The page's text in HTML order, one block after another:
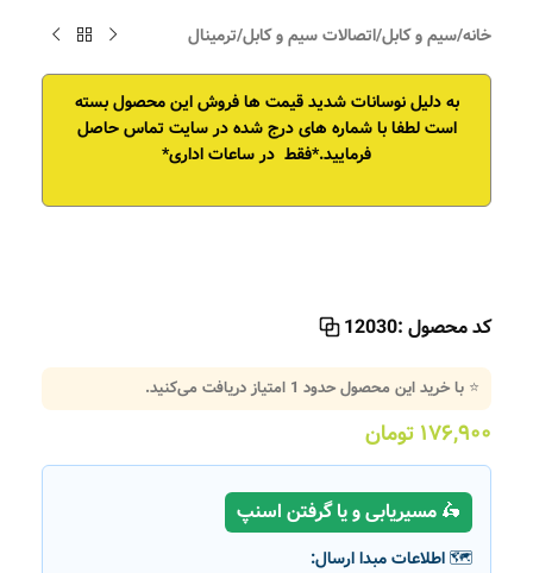
خانه/سیم و کابل/اتصالات سیم و کابل/ترمینال
به دلیل نوسانات شدید قیمت ها فروش این محصول بسته
است لطفا با شماره های درج شده در سایت تماس حاصل
فرمایید.*فقط در ساعات اداری*
کد محصول :12030
⭐ با خرید این محصول حدود 1 امتیاز دریافت می‌کنید.
۱۷۶,۹۰۰ تومان
🛵 مسیریابی و یا گرفتن اسنپ
🗺️ اطلاعات مبدا ارسال: